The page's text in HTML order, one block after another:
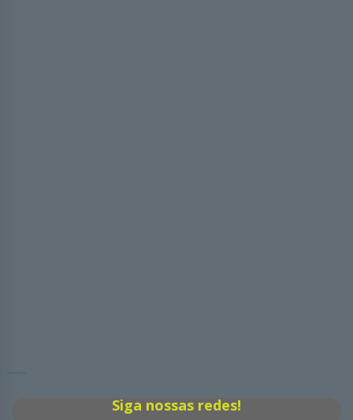
Siga nossas redes!